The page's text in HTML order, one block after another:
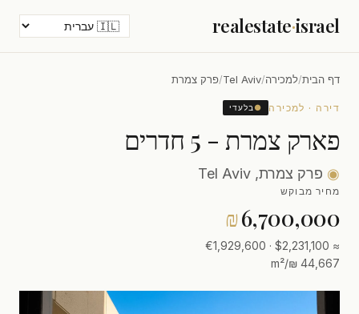
realestate·israel
דף הבית/למכירה/
Tel Aviv
/פרק צמרת
דירה · למכירה ● בלעדי
פארק צמרת - 5 חדרים
◉ פרק צמרת, Tel Aviv
מחיר מבוקש
₪6,700,000
≈ $2,231,100 · €1,929,600
44,667 ₪/m²